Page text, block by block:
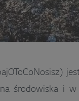
środowiska i